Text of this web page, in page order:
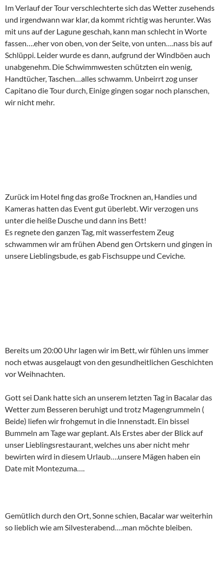
Im Verlauf der Tour verschlechterte sich das Wetter zusehends
und irgendwann war klar, da kommt richtig was herunter. Was
mit uns auf der Lagune geschah, kann man schlecht in Worte
fassen….eher von oben, von der Seite, von unten….nass bis auf
Schlüppi. Leider wurde es dann, aufgrund der Windböen auch
unabgenehm. Die Schwimmwesten schützten ein wenig,
Handtücher, Taschen…alles schwamm. Unbeirrt zog unser
Capitano die Tour durch, Einige gingen sogar noch planschen,
wir nicht mehr.
Zurück im Hotel fing das große Trocknen an, Handies und
Kameras hatten das Event gut überlebt. Wir verzogen uns
unter die heiße Dusche und dann ins Bett!
Es regnete den ganzen Tag, mit wasserfestem Zeug
schwammen wir am frühen Abend gen Ortskern und gingen in
unsere Lieblingsbude, es gab Fischsuppe und Ceviche.
Bereits um 20:00 Uhr lagen wir im Bett, wir fühlen uns immer
noch etwas ausgelaugt von den gesundheitlichen Geschichten
vor Weihnachten.
Gott sei Dank hatte sich an unserem letzten Tag in Bacalar das
Wetter zum Besseren beruhigt und trotz Magengrummeln (
Beide) liefen wir frohgemut in die Innenstadt. Ein bissel
Bummeln am Tage war geplant. Als Erstes aber der Blick auf
unser Lieblingsrestaurant, welches uns aber nicht mehr
bewirten wird in diesem Urlaub….unsere Mägen haben ein
Date mit Montezuma….
Gemütlich durch den Ort, Sonne schien, Bacalar war weiterhin
so lieblich wie am Silvesterabend….man möchte bleiben.